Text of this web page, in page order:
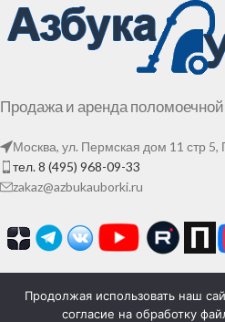
Продажа и аренда поломоечной
Москва, ул. Пермская дом 11 стр
тел. 8 (495) 968-09-33
zakaz@azbukauborki.ru
Продолжая использовать наш
согласие на обработку